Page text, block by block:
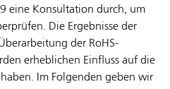
eine Konsultation durch, um
Die Ergebnisse der
der RoHS-
erheblichen Einfluss auf die
Im Folgenden geben wir